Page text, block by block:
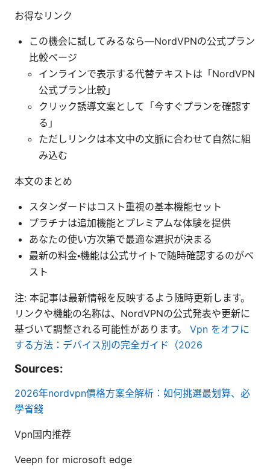
お得なリンク
この機会に試してみるなら—NordVPNの公式プラン
比較ページ
インラインで表示する代替テキストは「NordVPN
公式プラン比較」
クリック誘導文案として「今すぐプランを確認す
る」
ただしリンクは本文中の文脈に合わせて自然に組
み込む
本文のまとめ
スタンダードはコスト重視の基本機能セット
プラチナは追加機能とプレミアムな体験を提供
あなたの使い方次第で最適な選択が決まる
最新の料金・機能は公式サイトで随時確認するのがベ
スト
注: 本記事は最新情報を反映するよう随時更新します。
リンクや機能の名称は、NordVPNの公式発表や更新に
基づいて調整される可能性があります。 Vpn をオフに
する方法：デバイス別の完全ガイド（2026
Sources:
2026年nordvpn價格方案全解析：如何挑選最划算、必
學省錢
Vpn国内推荐
Veepn for microsoft edge